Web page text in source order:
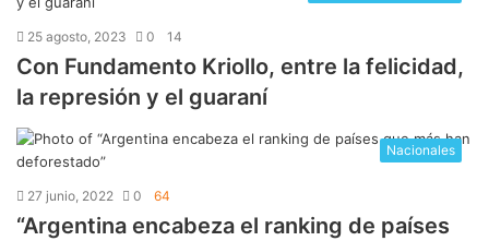
25 agosto, 2023 0 14
Con Fundamento Kriollo, entre la felicidad,
la represión y el guaraní
Nacionales
27 junio, 2022 0 64
“Argentina encabeza el ranking de países